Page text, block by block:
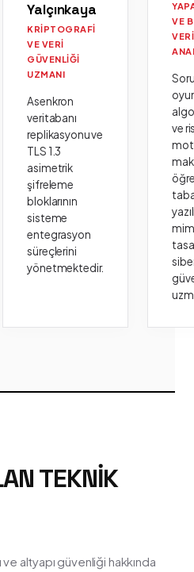
Yalçınkaya
KRIPTOGRAFI
VE VERI
GÜVENLIĞI
UZMANI
Asenkron
veritabanı
replikasyonu ve
TLS 1.3
asimetrik
şifreleme
bloklarının
sisteme
entegrasyon
süreçlerini
yönetmektedir.
VE
VERI
ve
TEKNIK
ve altyapı güvenliği hakkında